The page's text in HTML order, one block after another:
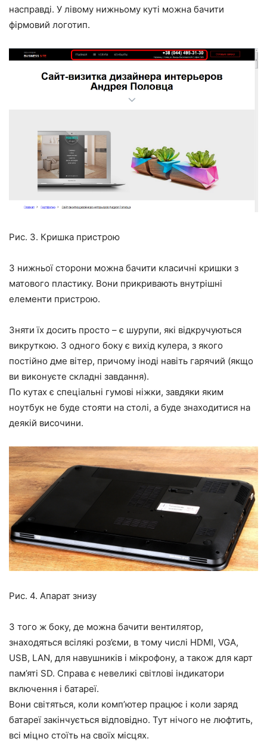
насправді. У лівому нижньому куті можна бачити
фірмовий логотип.
Рис. 3. Кришка пристрою
З нижньої сторони можна бачити класичні кришки з
матового пластику. Вони прикривають внутрішні
елементи пристрою.
Зняти їх досить просто – є шурупи, які відкручуються
викруткою. З одного боку є вихід кулера, з якого
постійно дме вітер, причому іноді навіть гарячий (якщо
ви виконуєте складні завдання).
По кутах є спеціальні гумові ніжки, завдяки яким
ноутбук не буде стояти на столі, а буде знаходитися на
деякій височини.
Рис. 4. Апарат знизу
З того ж боку, де можна бачити вентилятор,
знаходяться всілякі роз’єми, в тому числі HDMI, VGA,
USB, LAN, для навушників і мікрофону, а також для карт
пам’яті SD. Справа є невеликі світлові індикатори
включення і батареї.
Вони світяться, коли комп’ютер працює і коли заряд
батареї закінчується відповідно. Тут нічого не люфтить,
всі міцно стоїть на своїх місцях.